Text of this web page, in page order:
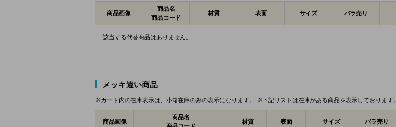
商品画像
商品名
商品コード
材質 表面 サイズ バラ売り
該当する代替商品はありません。
メッキ違い商品
※カート内の在庫表示は、小箱在庫のみの表示になります。 ※下記リストは在庫がある商品を表示しております。
商品画像
商品名
材質 表面 サイズ バラ売り